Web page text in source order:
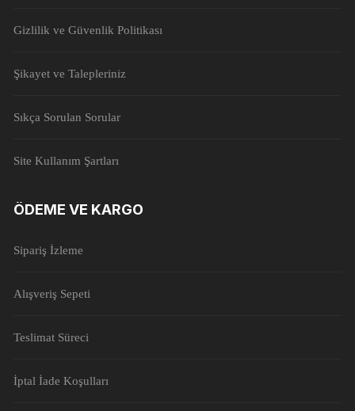
Gizlilik ve Güvenlik Politikası
Şikayet ve Talepleriniz
Sıkça Sorulan Sorular
Site Kullanım Şartları
ÖDEME VE KARGO
Sipariş İzleme
Alışveriş Sepeti
Teslimat Süreci
İptal İade Koşulları